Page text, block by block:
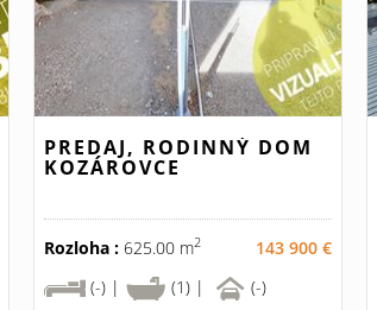
PREDAJ, RODINNÝ DOM
KOZÁROVCE
Rozloha :625.00 m2
143 900 €
(-) |
(1) | (-)